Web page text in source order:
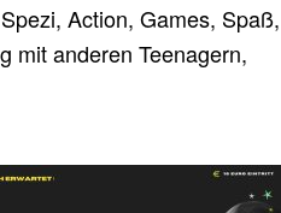
Action, Games, Spaß,
mit anderen Teenagern,